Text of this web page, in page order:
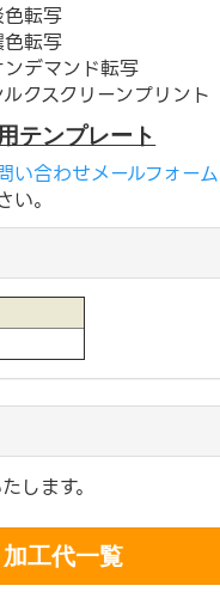
色転写
色転写
ンデマンド転写
ルクスクリーンプリント
テンプレート
い合わせメールフォーム
い。
します。
工代一覧